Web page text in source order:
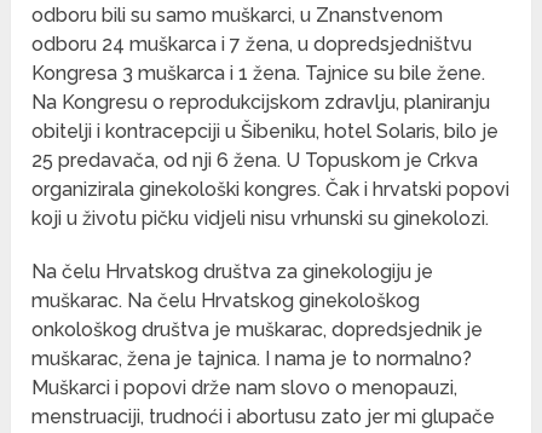
odboru bili su samo muškarci, u Znanstvenom
odboru 24 muškarca i 7 žena, u dopredsjedništvu
Kongresa 3 muškarca i 1 žena. Tajnice su bile žene.
Na Kongresu o reprodukcijskom zdravlju, planiranju
obitelji i kontracepciji u Šibeniku, hotel Solaris, bilo je
25 predavača, od nji 6 žena. U Topuskom je Crkva
organizirala ginekološki kongres. Čak i hrvatski popovi
koji u životu pičku vidjeli nisu vrhunski su ginekolozi.
Na čelu Hrvatskog društva za ginekologiju je
muškarac. Na čelu Hrvatskog ginekološkog
onkološkog društva je muškarac, dopredsjednik je
muškarac, žena je tajnica. I nama je to normalno?
Muškarci i popovi drže nam slovo o menopauzi,
menstruaciji, trudnoći i abortusu zato jer mi glupače